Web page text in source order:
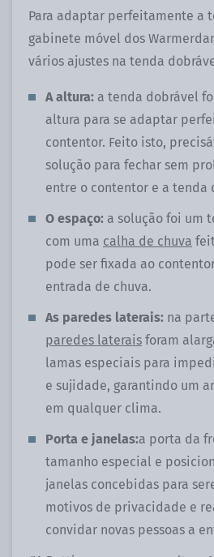
Para adaptar perfeitamente a
gabinete móvel dos
vários ajustes na tenda
A altura: a tenda dobrável
altura para se adaptar
contentor. Feito isto,
solução para fechar sem
entre o contentor e a tenda
O espaço: a solução foi um
com uma calha de chuva
pode ser fixada ao
entrada de chuva.
As paredes laterais: na
paredes laterais foram
lamas especiais para
e sujidade, garantindo um
em qualquer clima.
Porta e janelas:a porta da
tamanho especial e
janelas concebidas para
motivos de privacidade e
convidar novas pessoas a